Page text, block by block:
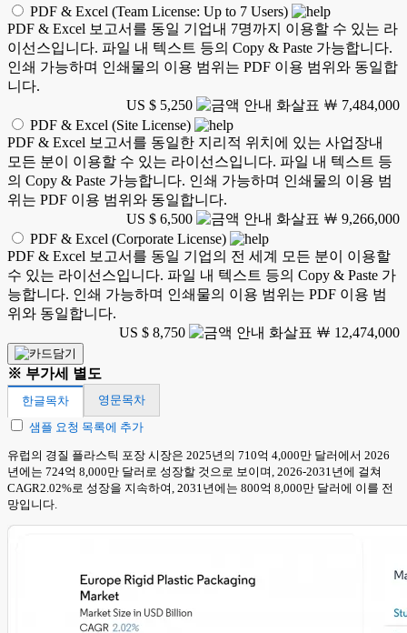
PDF & Excel (Team License: Up to 7 Users)
PDF & Excel 보고서를 동일 기업내 7명까지 이용할 수 있는 라
이선스입니다. 파일 내 텍스트 등의 Copy & Paste 가능합니다.
인쇄 가능하며 인쇄물의 이용 범위는 PDF 이용 범위와 동일합
니다.
US $ 5,250
￦ 7,484,000
PDF & Excel (Site License)
PDF & Excel 보고서를 동일한 지리적 위치에 있는 사업장내
모든 분이 이용할 수 있는 라이선스입니다. 파일 내 텍스트 등
의 Copy & Paste 가능합니다. 인쇄 가능하며 인쇄물의 이용 범
위는 PDF 이용 범위와 동일합니다.
US $ 6,500
￦ 9,266,000
PDF & Excel (Corporate License)
PDF & Excel 보고서를 동일 기업의 전 세계 모든 분이 이용할
수 있는 라이선스입니다. 파일 내 텍스트 등의 Copy & Paste 가
능합니다. 인쇄 가능하며 인쇄물의 이용 범위는 PDF 이용 범
위와 동일합니다.
US $ 8,750
￦ 12,474,000
※ 부가세 별도
한글목차
영문목차
샘플 요청 목록에 추가
유럽의 경질 플라스틱 포장 시장은 2025년의 710억 4,000만 달러에서 2026
년에는 724억 8,000만 달러로 성장할 것으로 보이며, 2026-2031년에 걸쳐
CAGR2.02%로 성장을 지속하여, 2031년에는 800억 8,000만 달러에 이를 전
망입니다.